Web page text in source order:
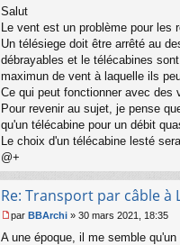
e
s
s
a
g
e
n
o
n
u
Salut
Le vent est un problème pour les
Un télésiege doit être arrêté au
débrayables et le télécabines
maximun de vent à laquelle ils
Ce qui peut fonctionner avec des
Pour revenir au sujet, je pense
qu'un télécabine pour un débit
Le choix d'un télécabine lesté
@+
Re: Transport par câble à
e
par BBArchi » 30 mars 2021, 18:35
A une époque, il me semble